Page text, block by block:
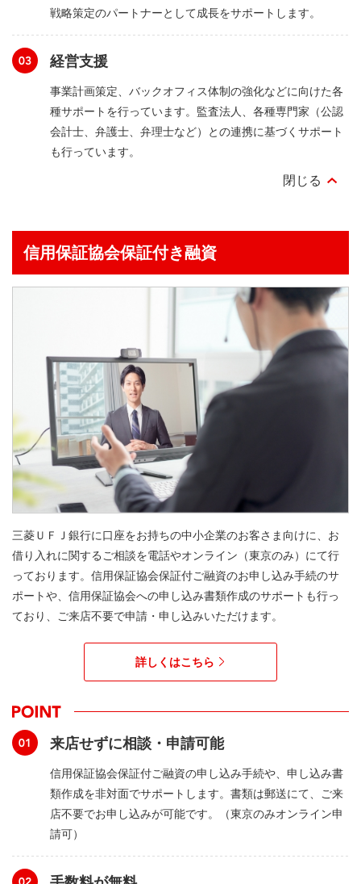
戦略策定のパートナーとして成長をサポートします。
経営支援
事業計画策定、バックオフィス体制の強化などに向けた各
種サポートを行っています。監査法人、各種専門家（公認
会計士、弁護士、弁理士など）との連携に基づくサポート
も行っています。
信用保証協会保証付き融資
三菱ＵＦＪ銀行に口座をお持ちの中小企業のお客さま向けに、お
借り入れに関するご相談を電話やオンライン（東京のみ）にて行
っております。信用保証協会保証付ご融資のお申し込み手続のサ
ポートや、信用保証協会への申し込み書類作成のサポートも行っ
ており、ご来店不要で申請・申し込みいただけます。
詳しくはこちら
来店せずに相談・申請可能
信用保証協会保証付ご融資の申し込み手続や、申し込み書
類作成を非対面でサポートします。書類は郵送にて、ご来
店不要でお申し込みが可能です。（東京のみオンライン申
請可）